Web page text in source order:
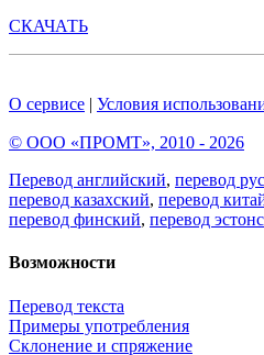
СКАЧАТЬ
О сервисе | Условия
© ООО «ПРОМТ», 2010 - 2026
Перевод английский, перевод
перевод казахский, перевод
перевод финский, перевод
Возможности
Перевод текста
Примеры употребления
Склонение и спряжение